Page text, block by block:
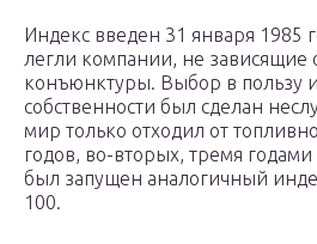
Индекс введен 31 января 1985
легли компании, не зависящие
конъюнктуры. Выбор в пользу
собственности был сделан
мир только отходил от
годов, во-вторых, тремя
был запущен аналогичный
100.